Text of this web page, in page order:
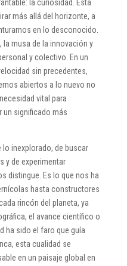
la curiosidad. Esta
más allá del horizonte, a
en lo desconocido.
la musa de la innovación y
y colectivo. En un
sin precedentes,
abiertos a lo nuevo no
vital para
un significado más
lo inexplorado, de buscar
y de experimentar
distingue. Es lo que nos ha
hasta constructores
rincón del planeta, ya
el avance científico o
ha sido el faro que guía
esta cualidad se
en un paisaje global en